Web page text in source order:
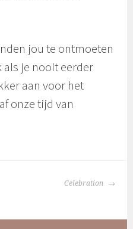
jou te ontmoeten
als je nooit eerder
aan voor het
onze tijd van
Celebration